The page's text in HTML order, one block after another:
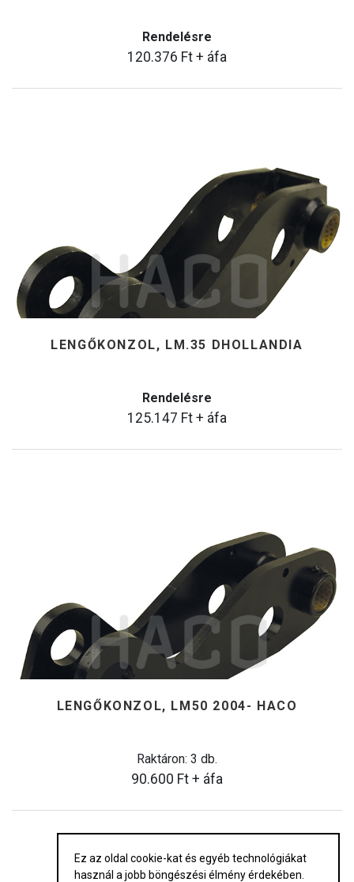
Rendelésre
120.376 Ft + áfa
LENGŐKONZOL, LM.35 DHOLLANDIA
Rendelésre
125.147 Ft + áfa
LENGŐKONZOL, LM50 2004- HACO
Raktáron: 3 db.
90.600 Ft + áfa
Ez az oldal cookie-kat és egyéb technológiákat
használ a jobb böngészési élmény érdekében.